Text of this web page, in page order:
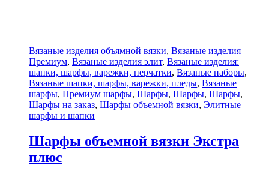
Вязаные изделия объямной вязки, Вязаные изделия
Премиум, Вязаные изделия элит, Вязаные изделия:
шапки, шарфы, варежки, перчатки, Вязаные наборы,
Вязаные шапки, шарфы, варежки, пледы, Вязаные
шарфы, Премиум шарфы, Шарфы, Шарфы, Шарфы,
Шарфы на заказ, Шарфы объемной вязки, Элитные
шарфы и шапки
Шарфы объемной вязки Экстра
плюс